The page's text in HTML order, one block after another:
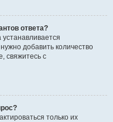
ответа?
добавить количество
свяжитесь с
только их